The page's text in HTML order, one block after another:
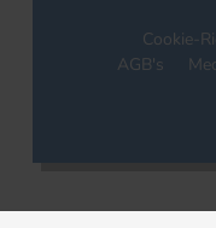
Cookie-
AGB's